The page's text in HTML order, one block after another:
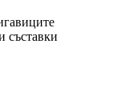
съставки